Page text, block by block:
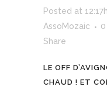
Posted at 12:17h
AssoMozaic
Share
LE OFF
CHAUD ! ET